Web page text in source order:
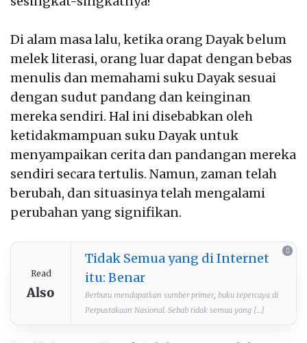
Di alam masa lalu, ketika orang Dayak belum
melek literasi, orang luar dapat dengan bebas
menulis dan memahami suku Dayak sesuai
dengan sudut pandang dan keinginan
mereka sendiri. Hal ini disebabkan oleh
ketidakmampuan suku Dayak untuk
menyampaikan cerita dan pandangan mereka
sendiri secara tertulis. Namun, zaman telah
berubah, dan situasinya telah mengalami
perubahan yang signifikan.
Read
Also
Tidak Semua yang di Internet
itu: Benar
Berburu mendapatkan sumber primer, buku tepercaya di
Perpustakaan Nasional. Sebab tidak semua yang [...]